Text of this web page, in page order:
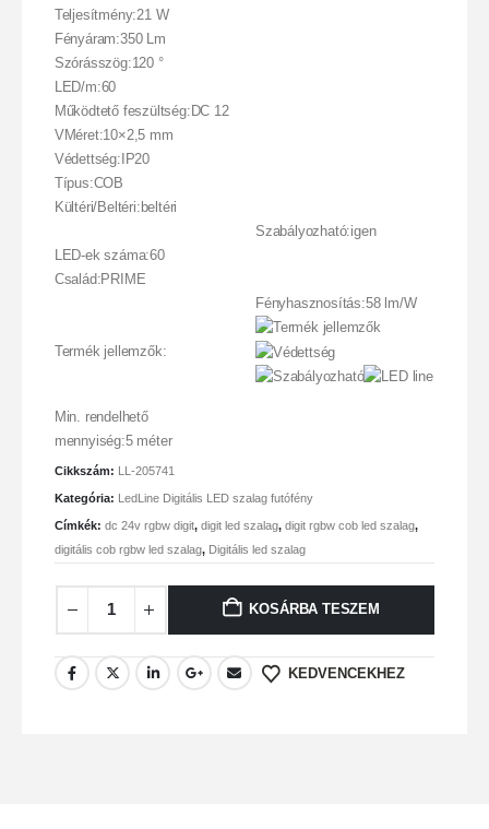
Teljesítmény:21 W
Fényáram:350 Lm
Szórásszög:120 °
LED/m:60
Működtető feszültség:DC 12
VMéret:10×2,5 mm
Védettség:IP20
Típus:COB
Kültéri/Beltéri:beltéri
Szabályozható:igen
LED-ek száma:60
Család:PRIME
Fényhasznosítás:58 lm/W
Termék jellemzők:
Min. rendelhető
mennyiség:5 méter
Cikkszám: LL-205741
Kategória: LedLine Digitális LED szalag futófény
Címkék: dc 24v rgbw digit, digit led szalag, digit rgbw cob led szalag,
digitális cob rgbw led szalag, Digitális led szalag
KOSÁRBA TESZEM
KEDVENCEKHEZ